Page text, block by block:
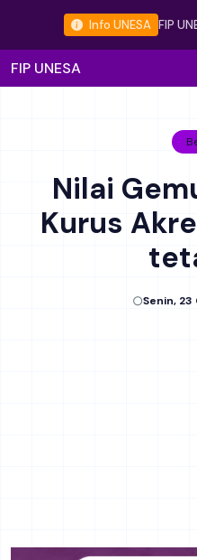
Info UNESA FIP
FIP UNESA
Nilai
Kurus
Senin,